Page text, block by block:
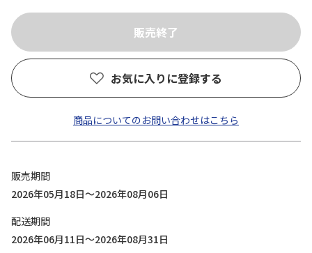
お気に入りに登録する
商品についてのお問い合わせはこちら
販売期間
2026年05月18日～2026年08月06日
配送期間
2026年06月11日～2026年08月31日